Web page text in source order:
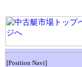
[Position Navi]